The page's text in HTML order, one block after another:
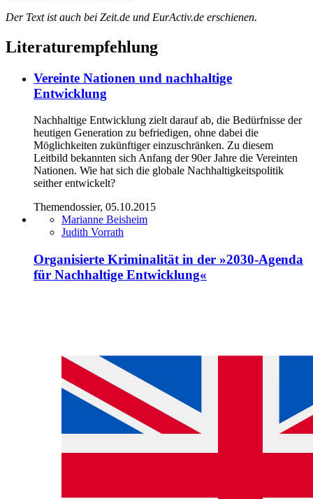
Der Text ist auch bei Zeit.de und EurActiv.de erschienen.
Literaturempfehlung
Vereinte Nationen und nachhaltige
Entwicklung
Nachhaltige Entwicklung zielt darauf ab, die Bedürfnisse der
heutigen Generation zu befriedigen, ohne dabei die
Möglichkeiten zukünftiger einzuschränken. Zu diesem
Leitbild bekannten sich Anfang der 90er Jahre die Vereinten
Nationen. Wie hat sich die globale Nachhaltigkeitspolitik
seither entwickelt?
Themendossier, 05.10.2015
Marianne Beisheim
Judith Vorrath
Organisierte Kriminalität in der »2030-Agenda
für Nachhaltige Entwicklung«